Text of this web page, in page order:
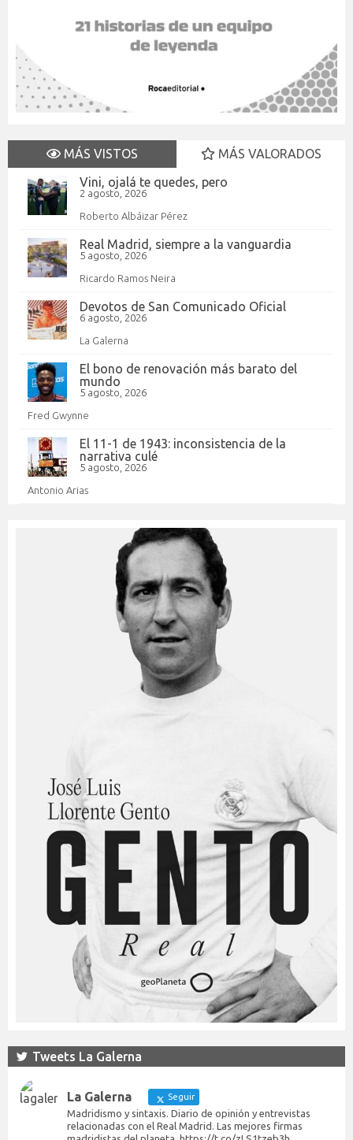
MÁS VISTOS
MÁS VALORADOS
Vini, ojalá te quedes, pero
2 agosto, 2026
Roberto Albáizar Pérez
Real Madrid, siempre a la vanguardia
5 agosto, 2026
Ricardo Ramos Neira
Devotos de San Comunicado Oficial
6 agosto, 2026
La Galerna
El bono de renovación más barato del
mundo
5 agosto, 2026
Fred Gwynne
El 11-1 de 1943: inconsistencia de la
narrativa culé
5 agosto, 2026
Antonio Arias
Tweets La Galerna
La Galerna Seguir
Madridismo y sintaxis. Diario de opinión y entrevistas
relacionadas con el Real Madrid. Las mejores firmas